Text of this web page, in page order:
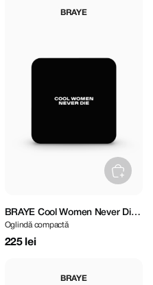
BRAYE
BRAYE Cool Women Never Die
Mirror
Oglindă compactă
225 lei
BRAYE